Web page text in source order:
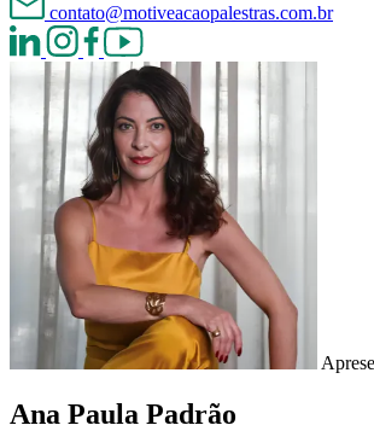
contato@motiveacaopalestras.com.br
Ana Paula Padrão